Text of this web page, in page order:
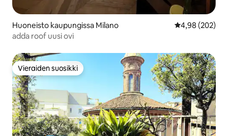
Huoneisto kaupungissa Milano
4,98 (202)
adda roof uusi ovi
Vieraiden suosikki
Vieraiden suosikki